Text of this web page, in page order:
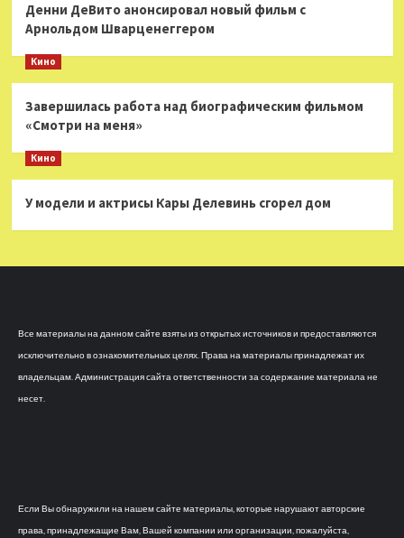
Денни ДеВито анонсировал новый фильм с
Арнольдом Шварценеггером
Кино
Завершилась работа над биографическим фильмом
«Смотри на меня»
Кино
У модели и актрисы Кары Делевинь сгорел дом
Все материалы на данном сайте взяты из открытых источников и предоставляются
исключительно в ознакомительных целях. Права на материалы принадлежат их
владельцам. Администрация сайта ответственности за содержание материала не
несет.
Если Вы обнаружили на нашем сайте материалы, которые нарушают авторские
права, принадлежащие Вам, Вашей компании или организации, пожалуйста,